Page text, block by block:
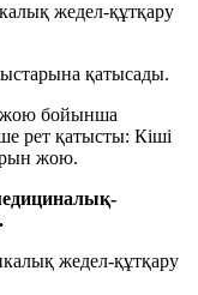
жедел-құтқару
қатысады.
жою бойынша
рет қатысты: Кіші
жою.
жедел-құтқару